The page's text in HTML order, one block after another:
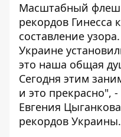
Масштабный
рекордов Гинесса
составление
Украине
это наша общая
Сегодня этим
и это прекрасно",
Евгения
рекордов Украины.